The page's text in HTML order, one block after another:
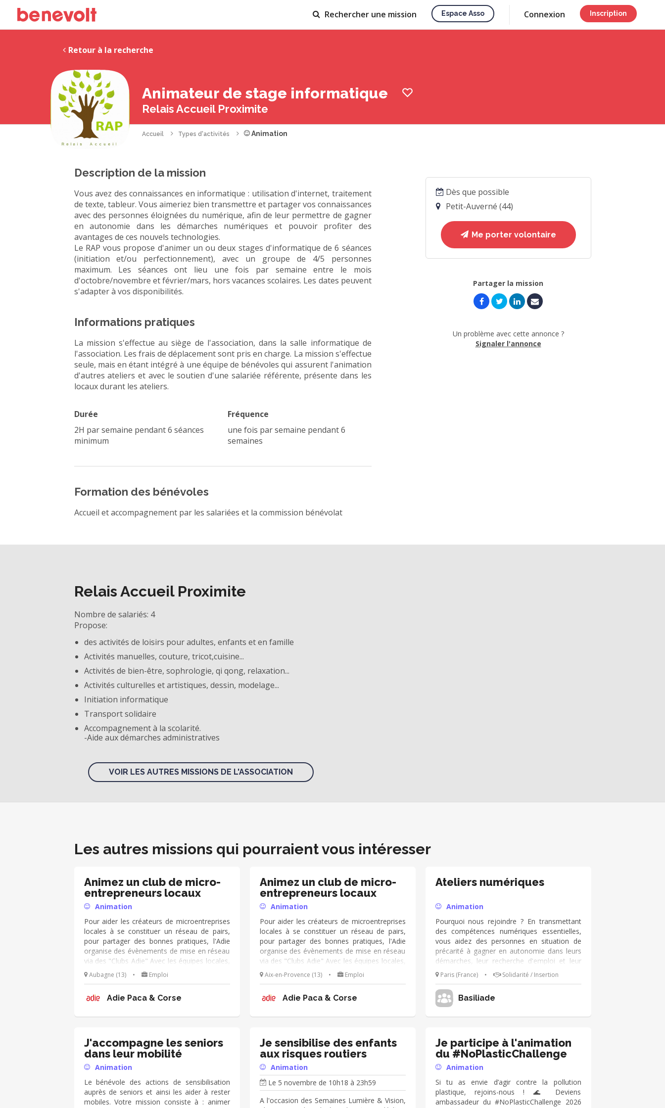
Rechercher une mission Espace Asso Connexion Inscription
Retour à la recherche
Animateur de stage informatique
Relais Accueil Proximite
Accueil Types d'activités Animation
Description de la mission
Vous avez des connaissances en informatique : utilisation d'internet, traitement
de texte, tableur. Vous aimeriez bien transmettre et partager vos connaissances
avec des personnes éloignées du numérique, afin de leur permettre de gagner
en autonomie dans les démarches numériques et pouvoir profiter des
avantages de ces nouvels technologies.
Le RAP vous propose d'animer un ou deux stages d'informatique de 6 séances
(initiation et/ou perfectionnement), avec un groupe de 4/5 personnes
maximum. Les séances ont lieu une fois par semaine entre le mois
d'octobre/novembre et février/mars, hors vacances scolaires. Les dates peuvent
s'adapter à vos disponibilités.
Informations pratiques
La mission s'effectue au siège de l'association, dans la salle informatique de
l'association. Les frais de déplacement sont pris en charge. La mission s'effectue
seule, mais en étant intégré à une équipe de bénévoles qui assurent l'animation
d'autres ateliers et avec le soutien d'une salariée référente, présente dans les
locaux durant les ateliers.
Durée
2H par semaine pendant 6 séances
minimum
Fréquence
une fois par semaine pendant 6
semaines
Formation des bénévoles
Accueil et accompagnement par les salariées et la commission bénévolat
Dès que possible
Petit-Auverné (44)
Me porter volontaire
Partager la mission
Un problème avec cette annonce ?
Signaler l'annonce
Relais Accueil Proximite
Nombre de salariés: 4
Propose:
des activités de loisirs pour adultes, enfants et en famille
Activités manuelles, couture, tricot,cuisine...
Activités de bien-être, sophrologie, qi qong, relaxation...
Activités culturelles et artistiques, dessin, modelage...
Initiation informatique
Transport solidaire
Accompagnement à la scolarité.
-Aide aux démarches administratives
VOIR LES AUTRES MISSIONS DE L'ASSOCIATION
Les autres missions qui pourraient vous intéresser
Animez un club de micro-
entrepreneurs locaux
Animation
Pour aider les créateurs de microentreprises
locales à se constituer un réseau de pairs,
pour partager des bonnes pratiques, l'Adie
organise des évènements de mise en réseau
via des "Clubs Adie" Avec les équipes locales,
pilotez ou participez à l’organisation de ces
évènements (environ 1/trimestre) : ■ vous
recherchez les intervenants ■ vous ciblez les
logistique LE JOUR J, vous pouvez co-animer
les échanges, recueillir la satisfaction et les
attentes des participants pour d’autres
événements
Aubagne (13) • Emploi
Adie Paca & Corse
Animez un club de micro-
entrepreneurs locaux
Animation
Pour aider les créateurs de microentreprises
locales à se constituer un réseau de pairs,
pour partager des bonnes pratiques, l'Adie
organise des évènements de mise en réseau
via des "Clubs Adie" Avec les équipes locales,
pilotez ou participez à l’organisation de ces
évènements (environ 1/trimestre) : ■ vous
recherchez les intervenants ■ vous ciblez les
logistique LE JOUR J, vous pouvez co-animer
les échanges, recueillir la satisfaction et les
attentes des participants pour d’autres
événements
Aix-en-Provence (13) • Emploi
Adie Paca & Corse
Ateliers numériques
Animation
Pourquoi nous rejoindre ? En transmettant
des compétences numériques essentielles,
vous aidez des personnes en situation de
précarité à gagner en autonomie dans leurs
démarches, leur recherche d'emploi et leur
vie quotidienne. • Participer à l'apprentissage
des outils numériques : utilisation de la
souris, du clavier, navigation sur Internet,
Word, messagerie électronique, smartphone
• Accompagner les bénéficiaires dans leurs
recherche d’un emploi ou d’une formation,
rédaction de CV, de courriers Qualités
recherchées : • Aisance avec les outils
numériques • Patience, pédagogie et
bienveillance
Paris (France) • Solidarité / Insertion
Basiliade
J'accompagne les seniors
dans leur mobilité
Animation
Le bénévole des actions de sensibilisation
auprès de seniors et ainsi les aider à rester
mobiles. Votre mission consiste à : animer
Je sensibilise des enfants
aux risques routiers
Animation
Le 5 novembre de 10h18 à 23h59
A l'occasion des Semaines Lumière & Vision,
Je participe à l'animation
du #NoPlasticChallenge
Animation
Si tu as envie d’agir contre la pollution
plastique, rejoins-nous ! 🌊 Deviens
ambassadeur du #NoPlasticChallenge 2026